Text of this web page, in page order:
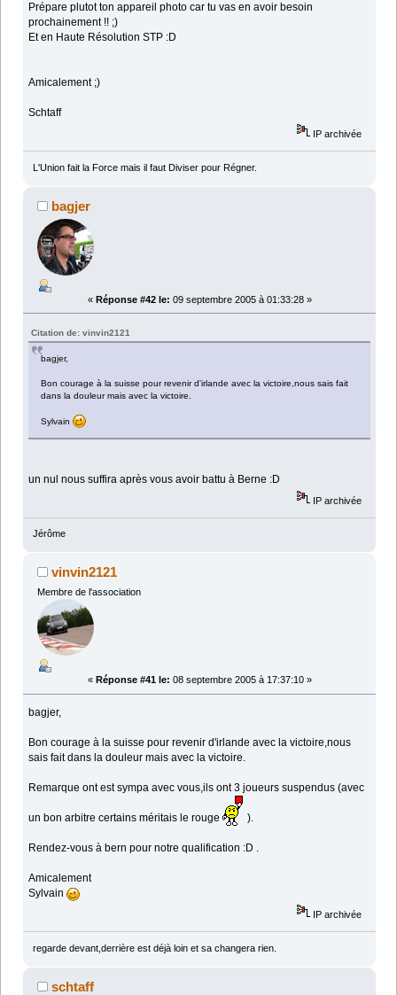
Prépare plutot ton appareil photo car tu vas en avoir besoin
prochainement !! ;)
Et en Haute Résolution STP :D
Amicalement ;)
Schtaff
IP archivée
L'Union fait la Force mais il faut Diviser pour Régner.
bagjer
« Réponse #42 le: 09 septembre 2005 à 01:33:28 »
Citation de: vinvin2121
bagjer,
Bon courage à la suisse pour revenir d'irlande avec la victoire,nous sais fait
dans la douleur mais avec la victoire.
Sylvain
un nul nous suffira après vous avoir battu à Berne :D
IP archivée
Jérôme
vinvin2121
Membre de l'association
« Réponse #41 le: 08 septembre 2005 à 17:37:10 »
bagjer,
Bon courage à la suisse pour revenir d'irlande avec la victoire,nous
sais fait dans la douleur mais avec la victoire.
Remarque ont est sympa avec vous,ils ont 3 joueurs suspendus (avec
un bon arbitre certains méritais le rouge ).
Rendez-vous à bern pour notre qualification :D .
Amicalement
Sylvain
IP archivée
regarde devant,derrière est déjà loin et sa changera rien.
schtaff